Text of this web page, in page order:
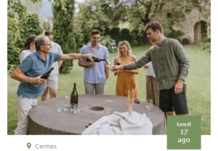
lunedì
17
ago
Cermes